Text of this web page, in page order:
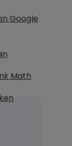
Google
Math